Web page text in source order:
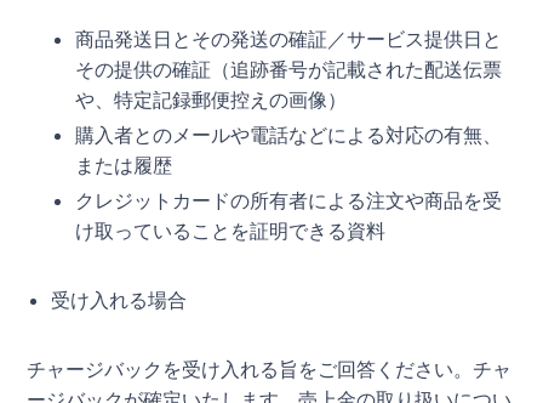
商品発送日とその発送の確証／サービス提供日と
その提供の確証（追跡番号が記載された配送伝票
や、特定記録郵便控えの画像）
購入者とのメールや電話などによる対応の有無、
または履歴
クレジットカードの所有者による注文や商品を受
け取っていることを証明できる資料
受け入れる場合
チャージバックを受け入れる旨をご回答ください。チャ